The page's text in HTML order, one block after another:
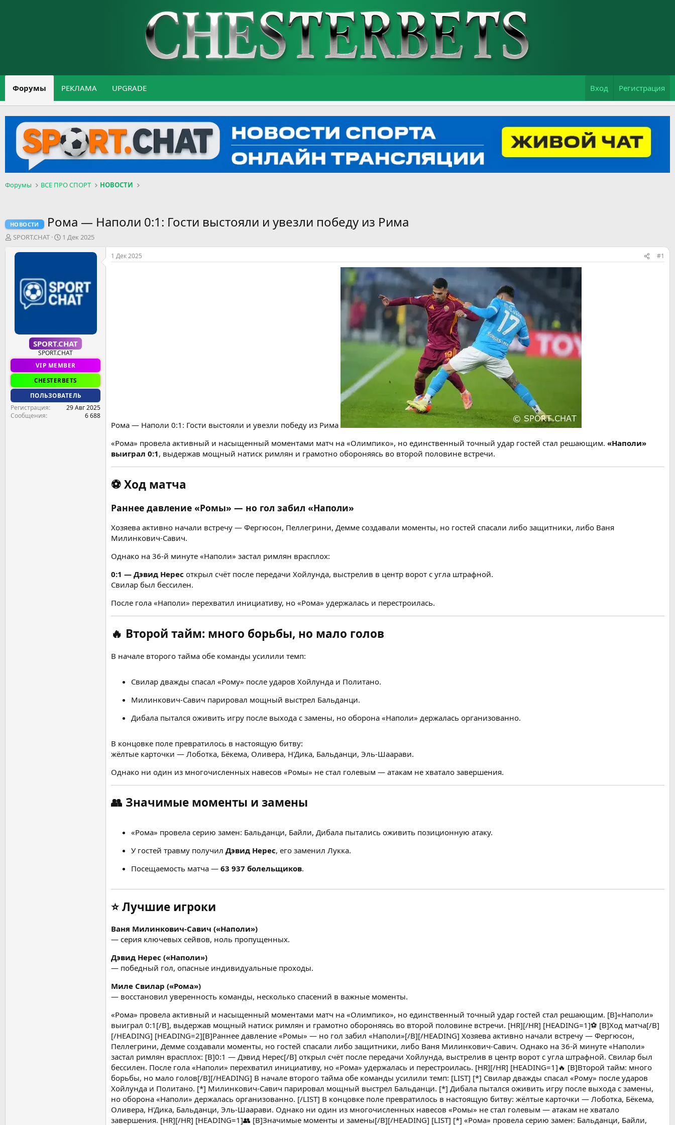
Форумы РЕКЛАМА UPGRADE Вход Регистрация
Форумы ВСЕ ПРО СПОРТ НОВОСТИ
НОВОСТИ Рома — Наполи 0:1: Гости выстояли и увезли победу из Рима
А
т
SPORT.CHAT
Д
т
а
ч
а
1 Дек 2025
SPORT.CHAT
SPORT.CHAT
VIP MEMBER
CHESTERBETS
ПОЛЬЗОВАТЕЛЬ
Регистрация
29 Авг 2025
Сообщения
6 688
1 Дек 2025 #1
Рома — Наполи 0:1: Гости выстояли и увезли победу из Рима
«Рома» провела активный и насыщенный моментами матч на «Олимпико», но единственный точный удар гостей стал решающим. «Наполи»
выиграл 0:1, выдержав мощный натиск римлян и грамотно обороняясь во второй половине встречи.
⚽Ход матча
Раннее давление «Ромы» — но гол забил «Наполи»
Хозяева активно начали встречу — Фергюсон, Пеллегрини, Демме создавали моменты, но гостей спасали либо защитники, либо Ваня
Милинкович-Савич.
Однако на 36-й минуте «Наполи» застал римлян врасплох:
0:1 — Дэвид Нерес открыл счёт после передачи Хойлунда, выстрелив в центр ворот с угла штрафной.
Свилар был бессилен.
После гола «Наполи» перехватил инициативу, но «Рома» удержалась и перестроилась.
🔥 Второй тайм: много борьбы, но мало голов
В начале второго тайма обе команды усилили темп:
Свилар дважды спасал «Рому» после ударов Хойлунда и Политано.
Милинкович-Савич парировал мощный выстрел Бальданци.
Дибала пытался оживить игру после выхода с замены, но оборона «Наполи» держалась организованно.
В концовке поле превратилось в настоящую битву:
жёлтые карточки — Лоботка, Бёкема, Оливера, Н'Дика, Бальданци, Эль-Шаарави.
Однако ни один из многочисленных навесов «Ромы» не стал голевым — атакам не хватало завершения.
👥 Значимые моменты и замены
«Рома» провела серию замен: Бальданци, Байли, Дибала пытались оживить позиционную атаку.
У гостей травму получил Дэвид Нерес, его заменил Лукка.
Посещаемость матча — 63 937 болельщиков.
⭐Лучшие игроки
Ваня Милинкович-Савич («Наполи»)
— серия ключевых сейвов, ноль пропущенных.
Дэвид Нерес («Наполи»)
— победный гол, опасные индивидуальные проходы.
Миле Свилар («Рома»)
— восстановил уверенность команды, несколько спасений в важные моменты.
«Рома» провела активный и насыщенный моментами матч на «Олимпико», но единственный точный удар гостей стал решающим. [B]«Наполи»
выиграл 0:1[/B], выдержав мощный натиск римлян и грамотно обороняясь во второй половине встречи. [HR][/HR] [HEADING=1]⚽ [B]Ход матча[/B]
[/HEADING] [HEADING=2][B]Раннее давление «Ромы» — но гол забил «Наполи»[/B][/HEADING] Хозяева активно начали встречу — Фергюсон,
Пеллегрини, Демме создавали моменты, но гостей спасали либо защитники, либо Ваня Милинкович-Савич. Однако на 36-й минуте «Наполи»
застал римлян врасплох: [B]0:1 — Дэвид Нерес[/B] открыл счёт после передачи Хойлунда, выстрелив в центр ворот с угла штрафной. Свилар был
бессилен. После гола «Наполи» перехватил инициативу, но «Рома» удержалась и перестроилась. [HR][/HR] [HEADING=1]🔥 [B]Второй тайм: много
борьбы, но мало голов[/B][/HEADING] В начале второго тайма обе команды усилили темп: [LIST] [*] Свилар дважды спасал «Рому» после ударов
Хойлунда и Политано. [*] Милинкович-Савич парировал мощный выстрел Бальданци. [*] Дибала пытался оживить игру после выхода с замены,
но оборона «Наполи» держалась организованно. [/LIST] В концовке поле превратилось в настоящую битву: жёлтые карточки — Лоботка, Бёкема,
Оливера, Н'Дика, Бальданци, Эль-Шаарави. Однако ни один из многочисленных навесов «Ромы» не стал голевым — атакам не хватало
завершения. [HR][/HR] [HEADING=1]👥 [B]Значимые моменты и замены[/B][/HEADING] [LIST] [*] «Рома» провела серию замен: Бальданци, Байли,